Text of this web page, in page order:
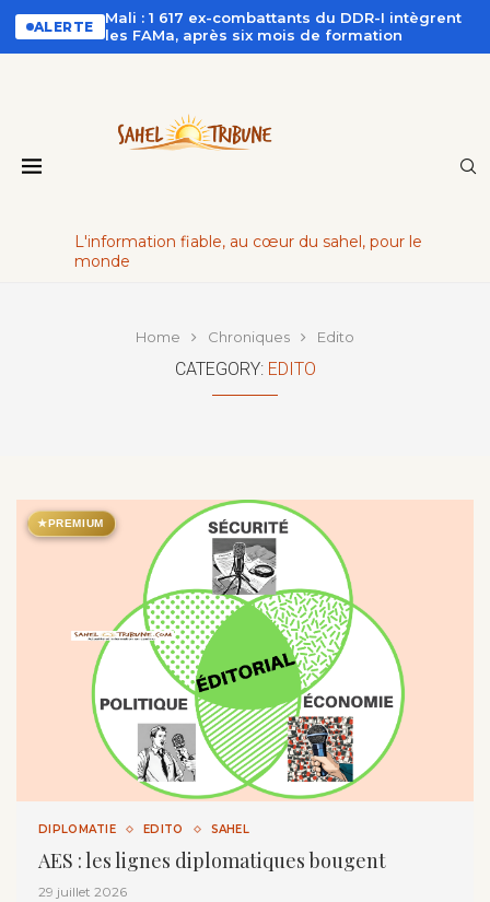
ALERTE
Mali : 1 617 ex-combattants du DDR-I intègrent
les FAMa, après six mois de formation
L'information fiable, au cœur du sahel, pour le
monde
Home Chroniques Edito
CATEGORY: EDITO
★PREMIUM
DIPLOMATIE EDITO SAHEL
AES : les lignes diplomatiques bougent
29 juillet 2026